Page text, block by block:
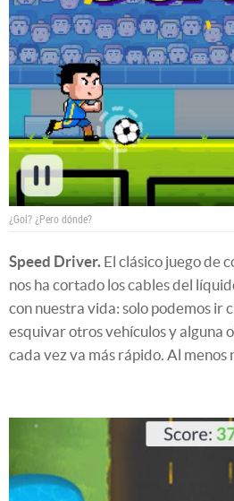
¿Gol? ¿Pero dónde?
Speed Driver. El clásico juego de
nos ha cortado los cables del
con nuestra vida: solo podemos ir
esquivar otros vehículos y alguna
cada vez va más rápido. Al menos